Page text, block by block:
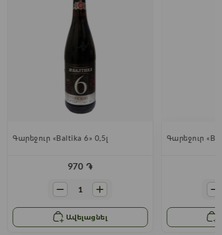
Գարեջուր «Baltika 6» 0,5լ
970 ֏
Ավելացնել
Գարեջուր